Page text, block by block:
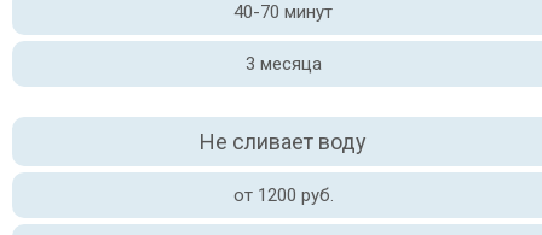
40-70 минут
3 месяца
Не сливает воду
от 1200 руб.